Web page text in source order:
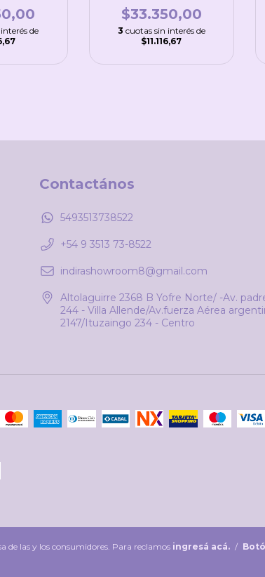
de
$33.350,00
3 cuotas sin interés de
$11.116,67
Contactános
5493513738522
+54 9 3513 73-8522
indirashowroom8@gmail.com
Altolaguirre 2368 B Yofre Norte/ -Av.
244 - Villa Allende/Av.fuerza Aérea
2147/Ituzaingo 234 - Centro
de las y los consumidores. Para reclamos ingresá acá. /